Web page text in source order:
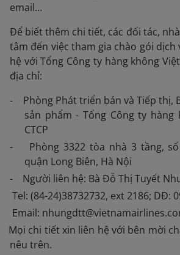
email…
Để biết thêm chi tiết, các đối tác,
tâm đến việc tham gia chào gói
hệ với Tổng Công ty hàng không
địa chỉ:
- Phòng Phát triển bán và Tiếp thị,
sản phẩm - Tổng Công ty hàng
CTCP
- Phòng 3322 tòa nhà 3 tầng, số
quận Long Biên, Hà Nội
- Người liên hệ: Bà Đỗ Thị Tuyết
Tel: (84-24)38732732, ext 2186; DĐ:
Email:
chi tiết xin liên hệ với bên mời
nêu trên.